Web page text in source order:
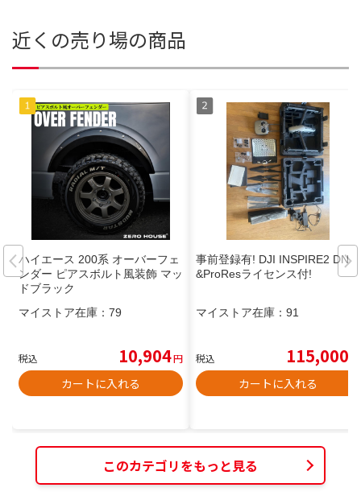
近くの売り場の商品
ハイエース 200系 オーバーフェ
ンダー ピアスボルト風装飾 マッ
ドブラック
マイストア在庫： 79
税込 10,904円
カートに入れる
事前登録有! DJI INSPIRE2 DNG
&ProResライセンス付!
マイストア在庫： 91
税込 115,000
カートに入れる
このカテゴリをもっと見る